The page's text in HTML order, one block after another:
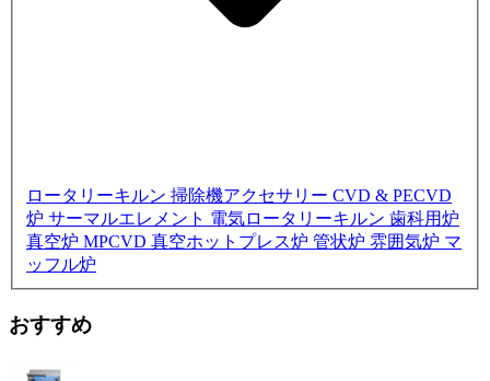
ロータリーキルン 掃除機アクセサリー CVD & PECVD
炉 サーマルエレメント 電気ロータリーキルン 歯科用炉
真空炉 MPCVD 真空ホットプレス炉 管状炉 雰囲気炉 マ
ッフル炉
おすすめ